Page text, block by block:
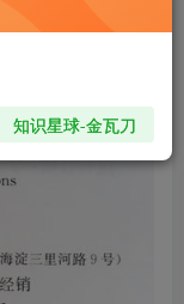
知识星球-金瓦刀